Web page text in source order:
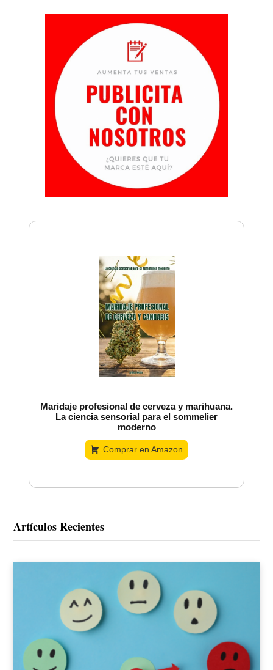
Maridaje profesional de cerveza y marihuana.
La ciencia sensorial para el sommelier
moderno
Comprar en Amazon
Artículos Recientes